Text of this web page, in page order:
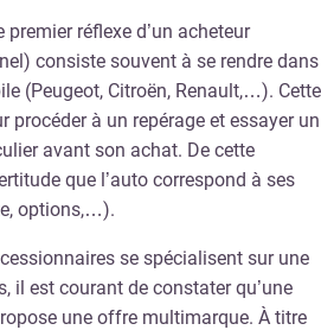
premier réflexe d’un acheteur
consiste souvent à se rendre dans
(Peugeot, Citroën, Renault,…). Cette
procéder à un repérage et essayer un
avant son achat. De cette
que l’auto correspond à ses
options,…).
se spécialisent sur une
il est courant de constater qu’une
une offre multimarque. À titre